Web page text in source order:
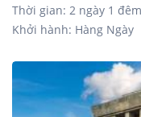
Thời gian: 2 ngày 1 đêm
Khởi hành: Hàng Ngày